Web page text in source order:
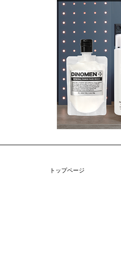
トップページ